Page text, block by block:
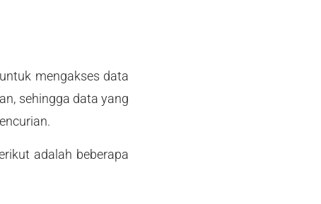
mengakses data
sehingga data yang
adalah beberapa